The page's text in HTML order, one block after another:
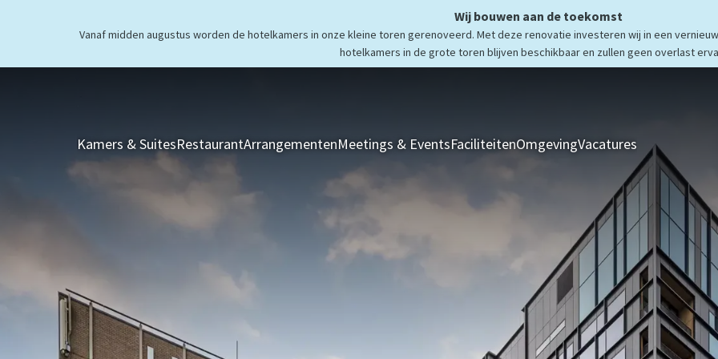
Wij bouwen aan de toekomst
Vanaf midden augustus worden de hotelkamers in onze kleine toren gerenoveerd. Met deze renovatie investeren wij in een
hotelkamers in de grote toren blijven beschikbaar en zullen geen overlast
Kamers & SuitesRestaurantArrangementenMeetings & EventsFaciliteitenOmgevingVacatures Kamers &